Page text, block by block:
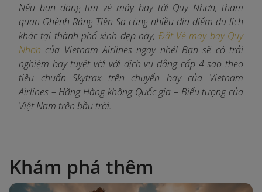
Nếu bạn đang tìm vé máy bay tới Quy Nhơn, tham
quan Ghềnh Ráng Tiên Sa cùng nhiều địa điểm du lịch
khác tại thành phố xinh đẹp này, Đặt Vé máy bay Quy
Nhơn của Vietnam Airlines ngay nhé! Bạn sẽ có trải
nghiệm bay tuyệt vời với dịch vụ đẳng cấp 4 sao theo
tiêu chuẩn Skytrax trên chuyến bay của Vietnam
Airlines – Hãng Hàng không Quốc gia – Biểu tượng của
Việt Nam trên bầu trời.
Khám phá thêm